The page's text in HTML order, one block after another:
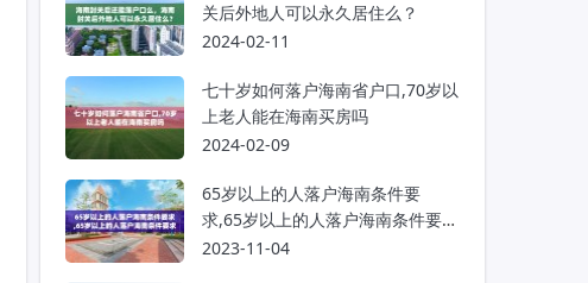
关后外地人可以永久居住么？
2024-02-11
七十岁如何落户海南省户口,70岁以
上老人能在海南买房吗
2024-02-09
65岁以上的人落户海南条件要
求,65岁以上的人落户海南条件要求
是什么
2023-11-04